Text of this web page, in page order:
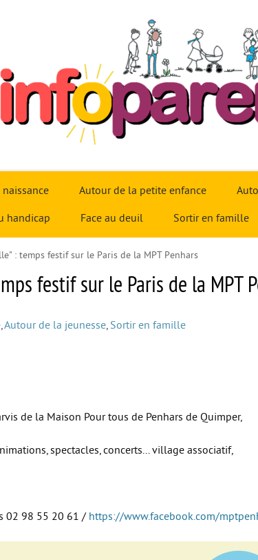
Autour de la petite enfance
handicap Face au deuil Sortir en famille
: temps festif sur le Paris de la MPT Penhars
festif sur le Paris de la MPT
,Autour de la jeunesse, Sortir en famille
de la Maison Pour tous de Penhars de Quimper,
spectacles, concerts... village associatif,
02 98 55 20 61 / https://www.facebook.com/